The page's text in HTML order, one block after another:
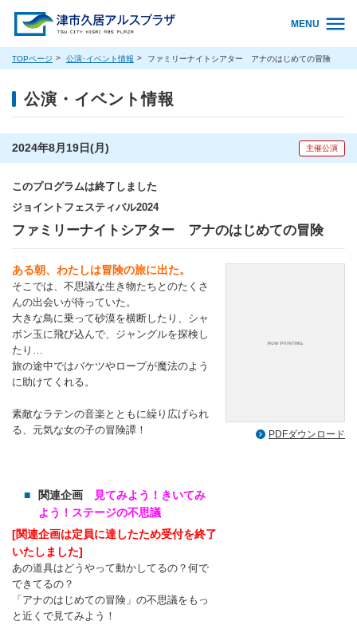
MENU
TOPページ 公演･イベント情報 ファミリーナイトシアター アナのはじめての冒険
公演・イベント情報
2024年8月19日(月) 主催公演
このプログラムは終了しました
ジョイントフェスティバル2024
ファミリーナイトシアター アナのはじめての冒険
ある朝、わたしは冒険の旅に出た。
そこでは、不思議な生き物たちとのたくさ
んの出会いが待っていた。
大きな鳥に乗って砂漠を横断したり、シャ
ボン玉に飛び込んで、ジャングルを探検し
たり…
旅の途中ではバケツやロープが魔法のよう
に助けてくれる。
素敵なラテンの音楽とともに繰り広げられ
る、元気な女の子の冒険譚！
関連企画
見てみよう！きいてみ
よう！ステージの不思議
[関連企画は定員に達したため受付を終了
いたしました]
あの道具はどうやって動かしてるの？何で
できてるの？
「アナのはじめての冒険」の不思議をもっ
と近くで見てみよう！
PDFダウンロード